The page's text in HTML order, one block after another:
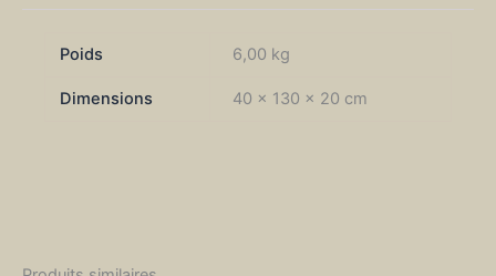
Poids 6,00 kg
Dimensions 40 × 130 × 20 cm